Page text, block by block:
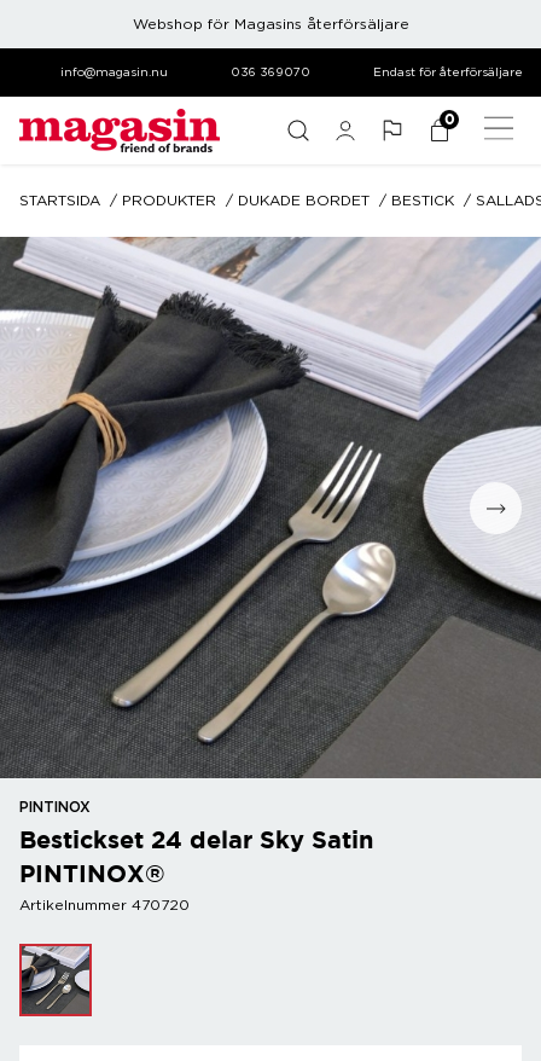
Webshop för Magasins återförsäljare
info@magasin.nu 036 369070 Endast för återförsäljare
0
STARTSIDA PRODUKTER DUKADE BORDET BESTICK
PINTINOX
Bestickset 24 delar Sky Satin
PINTINOX®
Artikelnummer 470720